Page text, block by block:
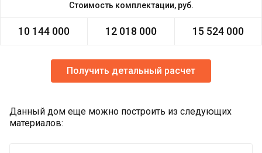
Стоимость комплектации, руб.
10 144 000 12 018 000 15 524 000
Получить детальный расчет
Данный дом еще можно построить из следующих
материалов: